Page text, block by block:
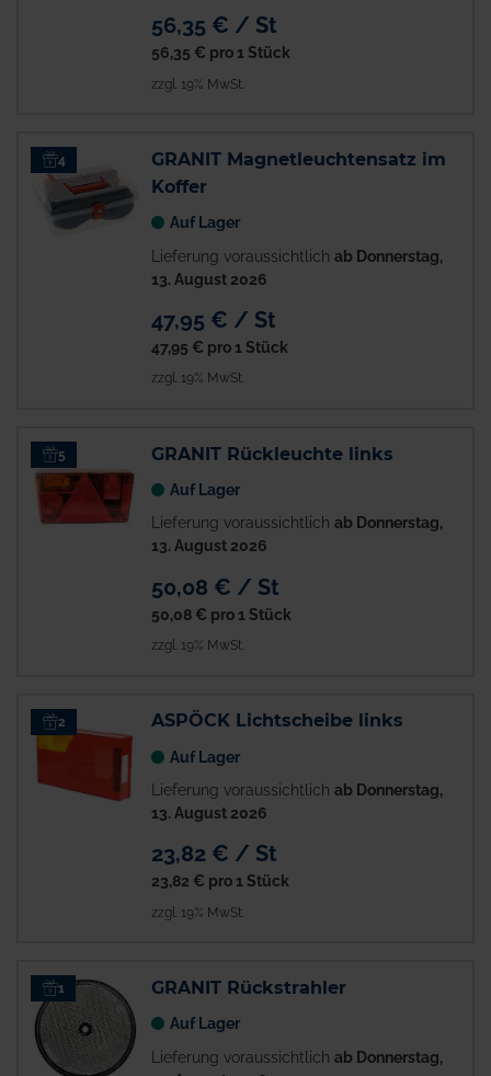
56,35 € / St
56,35 € pro 1 Stück
zzgl. 19% MwSt.
4
GRANIT Magnetleuchtensatz im
Koffer
Auf Lager
Lieferung voraussichtlich ab Donnerstag,
13. August 2026
47,95 € / St
47,95 € pro 1 Stück
zzgl. 19% MwSt.
5 GRANIT Rückleuchte links
Auf Lager
Lieferung voraussichtlich ab Donnerstag,
13. August 2026
50,08 € / St
50,08 € pro 1 Stück
zzgl. 19% MwSt.
2 ASPÖCK Lichtscheibe links
Auf Lager
Lieferung voraussichtlich ab Donnerstag,
13. August 2026
23,82 € / St
23,82 € pro 1 Stück
zzgl. 19% MwSt.
1 GRANIT Rückstrahler
Auf Lager
Lieferung voraussichtlich ab Donnerstag,